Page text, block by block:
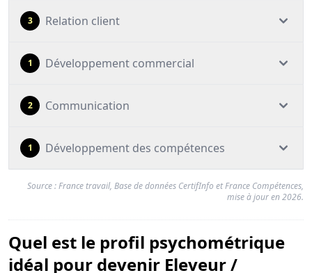
3 Relation client
1 Développement commercial
2 Communication
1 Développement des compétences
Source : France travail, Base de données CertifInfo et France Compétences,
mise à jour en 2026.
Quel est le profil psychométrique
idéal pour devenir Eleveur /